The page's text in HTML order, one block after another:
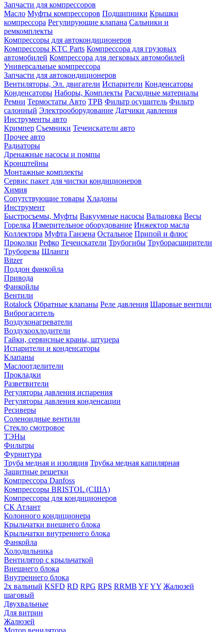
Запчасти для компрессоров
Масло Муфты компрессоров Подшипники Крышки
компрессора Регулирующие клапана Сальники и
ремкомплекты
Компрессоры для автокондиционеров
Компрессоры KTC Parts Компрессора для грузовых
автомобилей Компрессора для легковых автомобилей
Универсальные компрессора
Запчасти для автокондиционеров
Вентиляторы, Эл. двигатели Испарители Конденсаторы
Конденсаторы Наборы, Комплекты Расходные материалы
Ремни Термостаты Авто ТРВ Фильтр осушитель Фильтр
салонный Электрооборудование Датчики давления
Инструменты авто
Кримпер Съемники Течеискатели авто
Прочее авто
Радиаторы
Дренажные насосы и помпы
Кронштейны
Монтажные комплекты
Сервис пакет для чистки кондиционеров
Химия
Сопутствующие товары Хладоны
Инструмент
Быстросъемы, Муфты Вакуумные насосы Вальцовка Весы
Горелка Измерительное оборудование Инжектор масла
Коллектора Муфта Ганзена Остальное Припой и флюс
Проколки Рефко Течеискатели Трубогибы Труборасширители
Труборезы Шланги
Bitzer
Поддон фанкойла
Привода
Фанкойлы
Вентили
Rotalock Обратные клапаны Реле давления Шаровые вентили
Виброгаситель
Воздухонагреватели
Воздухоохлодители
Гайки, сервисные краны, штуцера
Испарители и конденсаторы
Клапаны
Маслоотделители
Прокладки
Разветвители
Регуляторы давления испарения
Регуляторы давления конденсации
Ресиверы
Соленоидные вентили
Стекло смотровое
ТЭНы
Фильтры
Фурнитура
Труба медная и изоляция Трубка медная капилярная
Защитные решетки
Компрессора Danfoss
Компрессоры BRISTOL (США)
Компрессоры для кондиционеров
СК Атлант
Колонного кондиционера
Крыльчатки внешнего блока
Крыльчатки внутреннего блока
Фанкойла
Холодильника
Вентилятор с крыльчаткой
Внешнего блока
Внутреннего блока
2х вальный KSFD RD RPG RPS RRMB YFYY Жалюзей
шаговый
Двухвальные
Для витрин
Жалюзей
Мотор венилятора